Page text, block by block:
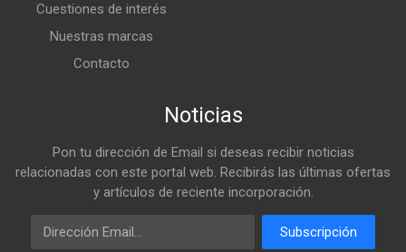
Cuestiones de interés
Nuestras marcas
Contacto
Noticias
Pon tu dirección de Email si deseas recibir noticias
relacionadas con este portal web. Recibirás las últimas ofertas
y artículos de reciente incorporación.
Email
Subscripción